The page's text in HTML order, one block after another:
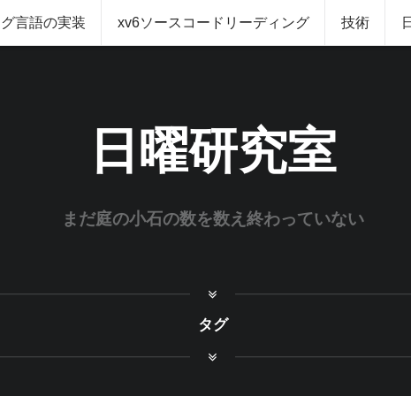
言語の実装 xv6ソースコードリーディング 技術
日曜研究室
まだ庭の小石の数を数え終わっていない
タグ